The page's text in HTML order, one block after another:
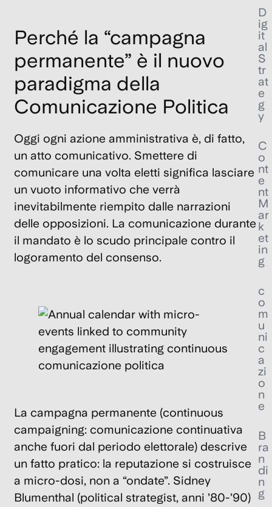
Perché la “campagna
permanente” è il nuovo
paradigma della
Comunicazione Politica
Oggi ogni azione amministrativa è, di fatto,
un atto comunicativo. Smettere di
comunicare una volta eletti significa lasciare
un vuoto informativo che verrà
inevitabilmente riempito dalle narrazioni
delle opposizioni. La comunicazione durante
il mandato è lo scudo principale contro il
logoramento del consenso.
La campagna permanente (continuous
campaigning: comunicazione continuativa
anche fuori dal periodo elettorale) descrive
un fatto pratico: la reputazione si costruisce
a micro-dosi, non a “ondate”. Sidney
Blumenthal (political strategist, anni ’80-’90)
D
ig
it
al
S
tr
at
e
g
y
C
o
nt
e
nt
M
ar
k
et
in
g
c
o
m
u
ni
c
a
zi
o
n
e
B
ra
n
di
n
g